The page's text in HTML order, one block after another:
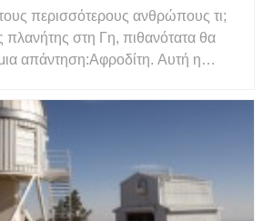
περισσότερους ανθρώπους τι;
πλανήτης στη Γη, πιθανότατα θα
απάντηση:Αφροδίτη. Αυτή η
Ο Ερμής είναι ο πλησιέστερος
είναι το